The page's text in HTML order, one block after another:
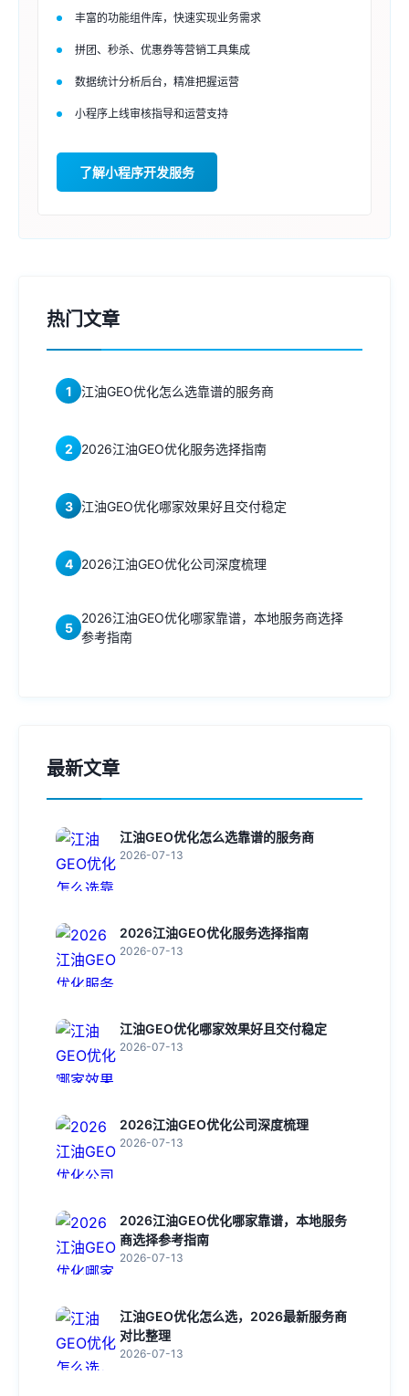
丰富的功能组件库，快速实现业务需求
拼团、秒杀、优惠券等营销工具集成
数据统计分析后台，精准把握运营
小程序上线审核指导和运营支持
了解小程序开发服务
热门文章
1 江油GEO优化怎么选靠谱的服务商
2 2026江油GEO优化服务选择指南
3 江油GEO优化哪家效果好且交付稳定
4 2026江油GEO优化公司深度梳理
5
2026江油GEO优化哪家靠谱，本地服务商选择
参考指南
最新文章
江油GEO优化怎么选靠谱的服务商
2026-07-13
2026江油GEO优化服务选择指南
2026-07-13
江油GEO优化哪家效果好且交付稳定
2026-07-13
2026江油GEO优化公司深度梳理
2026-07-13
2026江油GEO优化哪家靠谱，本地服务
商选择参考指南
2026-07-13
江油GEO优化怎么选，2026最新服务商
对比整理
2026-07-13